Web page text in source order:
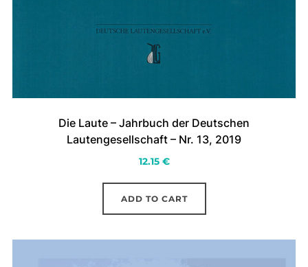
Die Laute – Jahrbuch der Deutschen
Lautengesellschaft – Nr. 13, 2019
12.15 €
ADD TO CART